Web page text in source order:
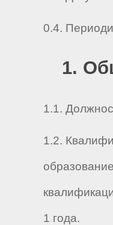
0.4.
1.
1.1.
1.2.
1 года.